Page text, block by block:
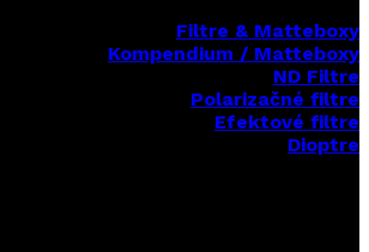
Filtre & Matteboxy
Kompendium / Matteboxy
ND Filtre
Polarizačné filtre
Efektové filtre
Dioptre